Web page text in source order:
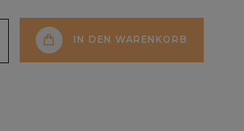
IN DEN WARENKORB